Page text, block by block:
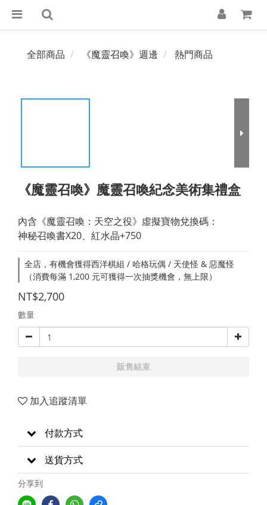
全部商品 《魔靈召喚》週邊 熱門商品
《魔靈召喚》魔靈召喚紀念美術集禮盒
內含《魔靈召喚：天空之役》虛擬寶物兌換碼：
神秘召喚書X20、紅水晶+750
全店，有機會獲得西洋棋組 / 哈格玩偶 / 天使怪 & 惡魔怪
（消費每滿 1,200 元可獲得一次抽獎機會，無上限）
NT$2,700
數量
販售結束
加入追蹤清單
付款方式
送貨方式
分享到